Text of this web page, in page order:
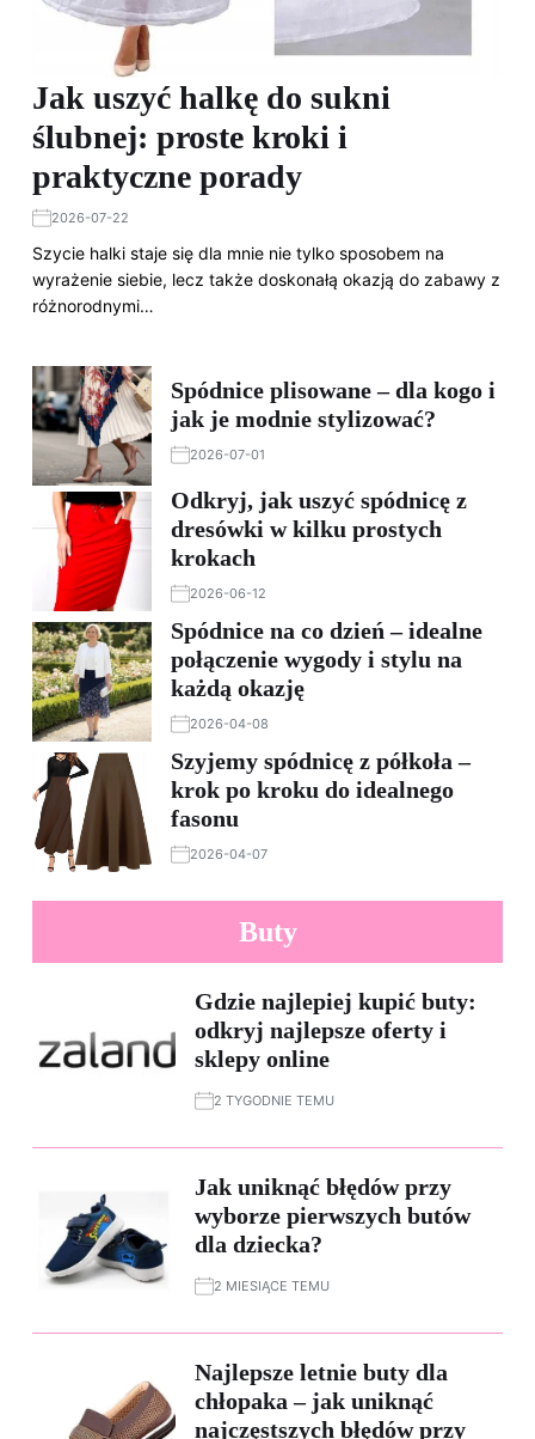
Jak uszyć halkę do sukni
ślubnej: proste kroki i
praktyczne porady
2026-07-22
Szycie halki staje się dla mnie nie tylko sposobem na
wyrażenie siebie, lecz także doskonałą okazją do zabawy z
różnorodnymi…
Spódnice plisowane – dla kogo i
jak je modnie stylizować?
2026-07-01
Odkryj, jak uszyć spódnicę z
dresówki w kilku prostych
krokach
2026-06-12
Spódnice na co dzień – idealne
połączenie wygody i stylu na
każdą okazję
2026-04-08
Szyjemy spódnicę z półkoła –
krok po kroku do idealnego
fasonu
2026-04-07
Buty
Gdzie najlepiej kupić buty:
odkryj najlepsze oferty i
sklepy online
2 TYGODNIE TEMU
Jak uniknąć błędów przy
wyborze pierwszych butów
dla dziecka?
2 MIESIĄCE TEMU
Najlepsze letnie buty dla
chłopaka – jak uniknąć
najczęstszych błędów przy